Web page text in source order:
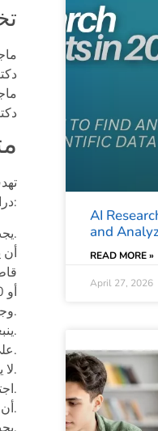
دراستهم في أحد التخصصات المتاحة في الجامعة، وللتقديم على المنحة هناك بعض المتطلبات:
يجب على المتقدم إثبات الحاجة المالية للدعم.
وجوهور، وميلاكا، ونيجيري سيمبيلان، وباهانج.
ينبغي أن يكون عمر المتقدم بين 18 و22 عامًا.
على المتقدم أن يحصل على قبول في أحد برامج جامعة البخاري.
لا يقل معدله التراكمي عن 2.8 من 4.
اجتياز المقابلة الشخصية عبر الإنترنت.
أن يكون المتقدم أعزب ولا يتزوج خلال فترة المنحة.
AI
and
READ MORE »
April 27, 2026